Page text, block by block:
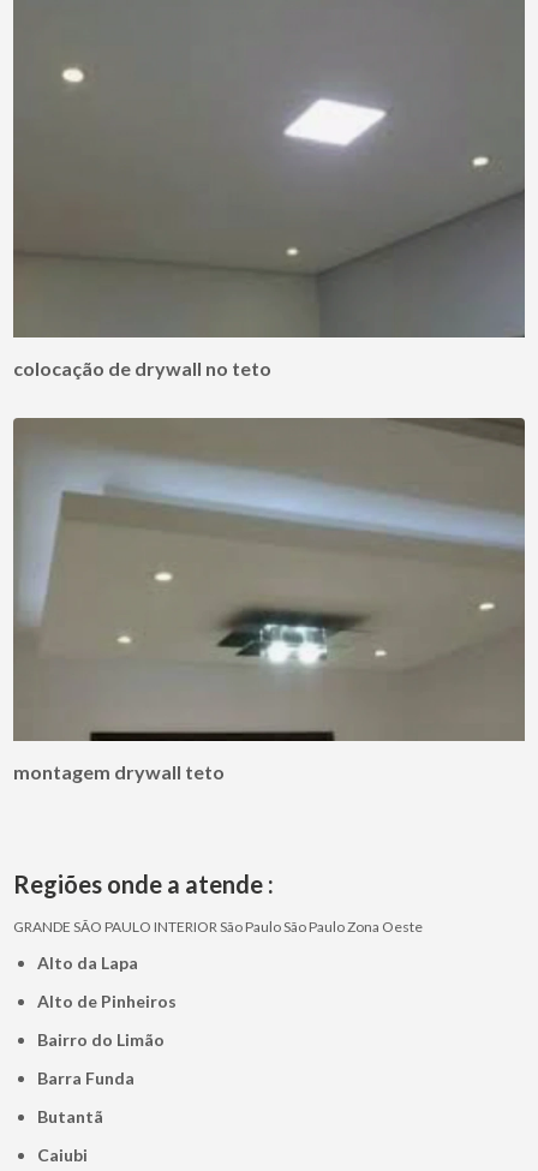
colocação de drywall no teto
montagem drywall teto
Regiões onde a atende :
GRANDE SÃO PAULO INTERIOR São PauloSão PauloZona Oeste
Alto da Lapa
Alto de Pinheiros
Bairro do Limão
Barra Funda
Butantã
Caiubi